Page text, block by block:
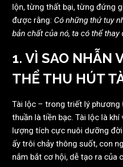
lộn, từng thất bại, từng đứng
được rằng: Có những thứ tuy
bản chất của nó, ta có thể
1. VÌ SAO NHẪN
THỂ THU HÚT
Tài lộc – trong triết lý phương
thuần là tiền bạc. Tài lộc là
lượng tích cực nuôi dưỡng
ấy trôi chảy thông suốt, con
nắm bắt cơ hội, dễ tạo ra của